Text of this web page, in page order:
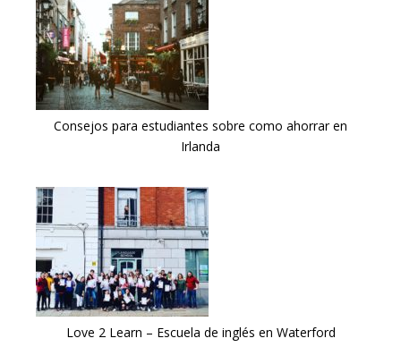
Consejos para estudiantes sobre como ahorrar en
Irlanda
Love 2 Learn – Escuela de inglés en Waterford